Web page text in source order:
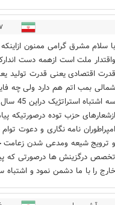
با سلام مشرق گرامی ممنون
واقتدار ملت است ازهمه دست
قدرت اقتصادی یعنی قدرت تولید
شمالی بمب اتم هم دارد ولی چه
ازشعارهای حزب توده درصورتیکه
تخصص درگزینش ها درصورتی که
خارج را با ما دشمن نمود و اشتباه